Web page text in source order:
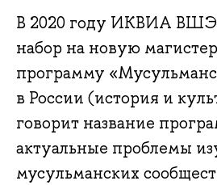
В 2020 году ИКВИА ВШЭ
набор на новую
программу
в России (история и
говорит название
актуальные проблемы
мусульманских